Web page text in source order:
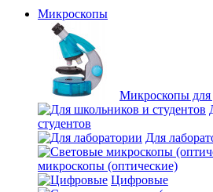
Микроскопы
Микроскопы для
студентов
Для
микроскопы (оптические)
Цифровые